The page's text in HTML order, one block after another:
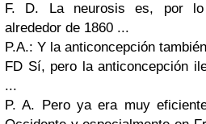
F. D. La neurosis es, por lo
alrededor de 1860 ...
P.A.: Y la anticoncepción
FD Sí, pero la anticoncepción
...
P. A. Pero ya era muy